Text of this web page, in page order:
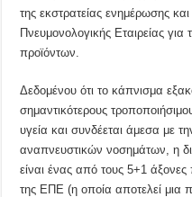
της εκστρατείας ενημέρωσης
Πνευμονολογικής Εταιρείας
προϊόντων.
Δεδομένου ότι το κάπνισμα
σημαντικότερους
υγεία και συνδέεται άμεσα με
αναπνευστικών νοσημάτων, η
είναι ένας από τους 5+1
της ΕΠΕ (η οποία αποτελεί μια